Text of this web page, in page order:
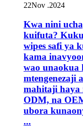
22Nov .2024
Kwa nini
kuifuta?
wipes safi ya
kama
wao unaokua
mtengenezaji
mahitaji haya
ODM, na
ubora
...